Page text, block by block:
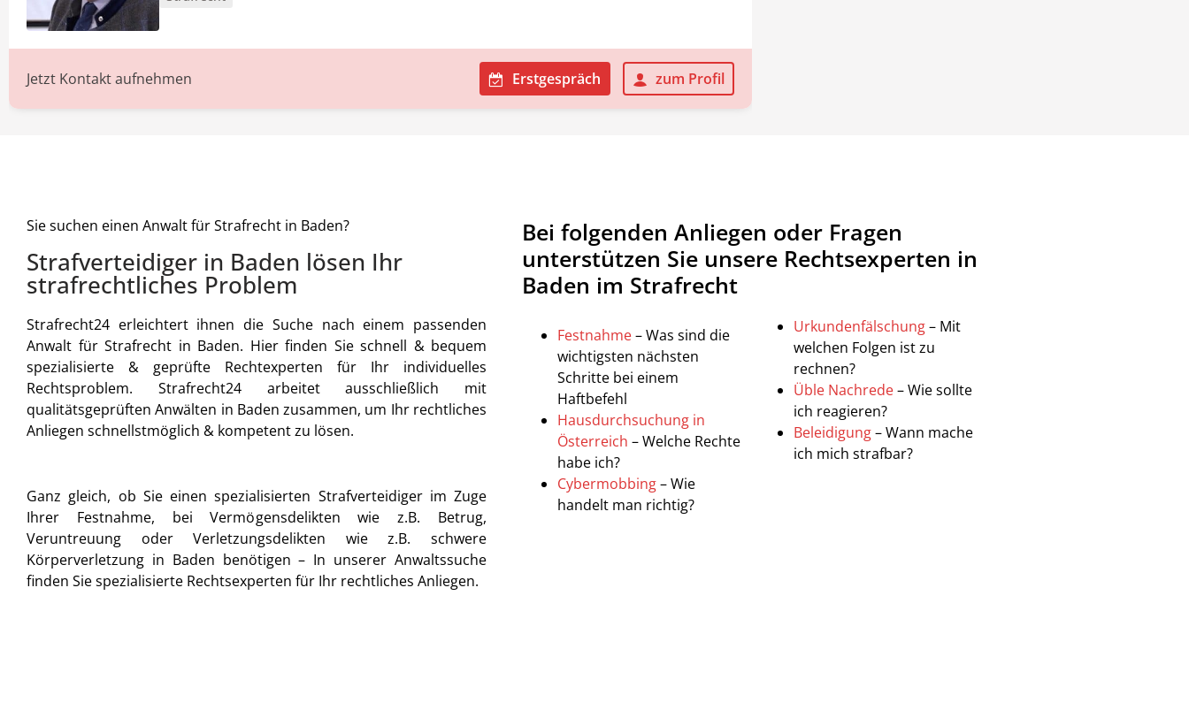
Jetzt Kontakt aufnehmen Erstgespräch zum Profil
Sie suchen einen Anwalt für Strafrecht in Baden?
Strafverteidiger in Baden lösen Ihr
strafrechtliches Problem
Strafrecht24 erleichtert ihnen die Suche nach einem passenden
Anwalt für Strafrecht in Baden. Hier finden Sie schnell & bequem
spezialisierte & geprüfte Rechtexperten für Ihr individuelles
Rechtsproblem. Strafrecht24 arbeitet ausschließlich mit
qualitätsgeprüften Anwälten in Baden zusammen, um Ihr rechtliches
Anliegen schnellstmöglich & kompetent zu lösen.
Ganz gleich, ob Sie einen spezialisierten Strafverteidiger im Zuge
Ihrer Festnahme, bei Vermögensdelikten wie z.B. Betrug,
Veruntreuung oder Verletzungsdelikten wie z.B. schwere
Körperverletzung in Baden benötigen – In unserer Anwaltssuche
finden Sie spezialisierte Rechtsexperten für Ihr rechtliches Anliegen.
Bei folgenden Anliegen oder Fragen
unterstützen Sie unsere Rechtsexperten in
Baden im Strafrecht
Festnahme– Was sind die
wichtigsten nächsten
Schritte bei einem
Haftbefehl
Hausdurchsuchung in
Österreich – Welche Rechte
habe ich?
Cybermobbing– Wie
handelt man richtig?
Urkundenfälschung– Mit
welchen Folgen ist zu
rechnen?
Üble Nachrede– Wie sollte
ich reagieren?
Beleidigung– Wann mache
ich mich strafbar?